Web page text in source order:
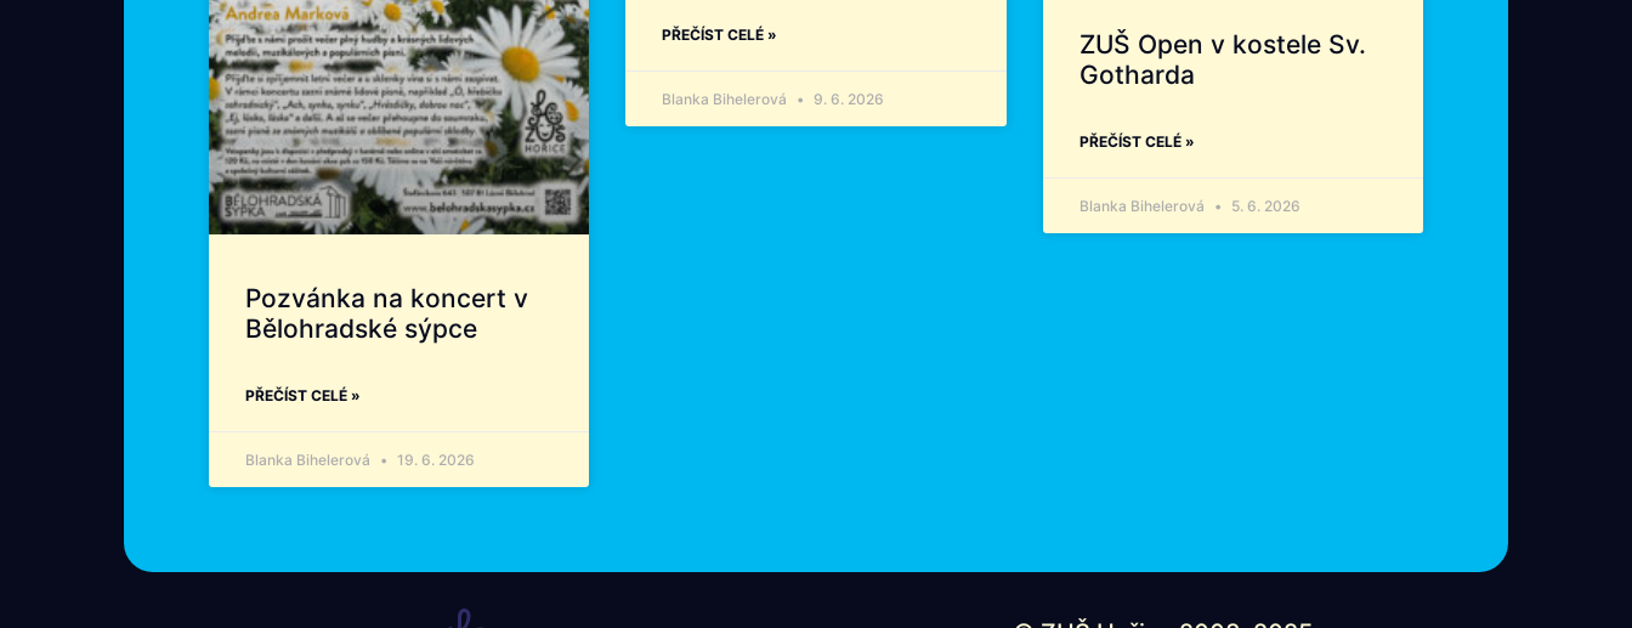
Pozvánka na koncert v
Bělohradské sýpce
PŘEČÍST CELÉ »
Blanka Bihelerová 19. 6. 2026
PŘEČÍST CELÉ »
Blanka Bihelerová 9. 6. 2026
ZUŠ Open v kostele Sv.
Gotharda
PŘEČÍST CELÉ »
Blanka Bihelerová 5. 6. 2026